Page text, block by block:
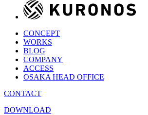
CONCEPT
WORKS
BLOG
COMPANY
ACCESS
OSAKA HEAD OFFICE
CONTACT
DOWNLOAD